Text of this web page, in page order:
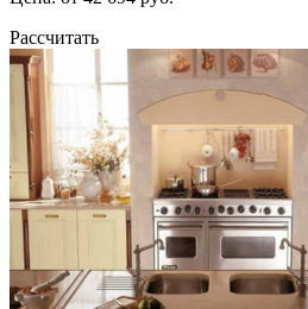
Рассчитать